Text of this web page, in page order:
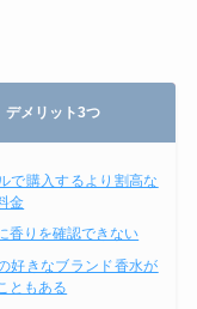
デメリット3つ
で購入するより割高な
金
香りを確認できない
好きなブランド香水が
ともある